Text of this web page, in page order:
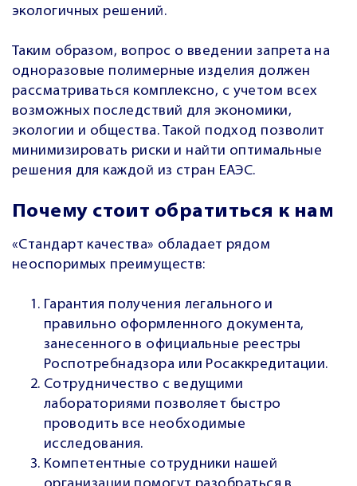
экологичных решений.
Таким образом, вопрос о введении запрета на
одноразовые полимерные изделия должен
рассматриваться комплексно, с учетом всех
возможных последствий для экономики,
экологии и общества. Такой подход позволит
минимизировать риски и найти оптимальные
решения для каждой из стран ЕАЭС.
Почему стоит обратиться к нам
«Стандарт качества» обладает рядом
неоспоримых преимуществ:
Гарантия получения легального и
правильно оформленного документа,
занесенного в официальные реестры
Роспотребнадзора или Росаккредитации.
Сотрудничество с ведущими
лабораториями позволяет быстро
проводить все необходимые
исследования.
Компетентные сотрудники нашей